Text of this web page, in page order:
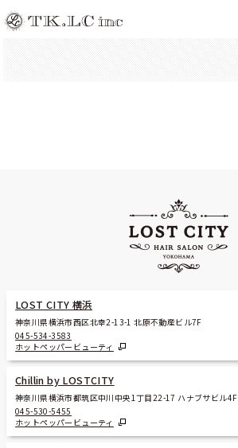
LOST CITY 横浜
神奈川県横浜市西区北幸2-13-1 北原不動産ビル7F
045-534-3583
ホットペッパービューティ
Chillin by LOSTCITY
神奈川県横浜市都筑区中川中央1丁目22-17 ハナブサビル4F
045-530-5455
ホットペッパービューティ